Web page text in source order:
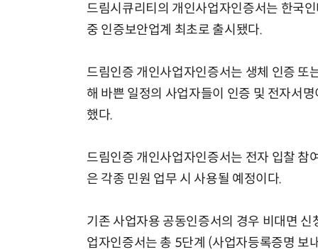
드림시큐리티의 개인사업자인증서는 한국
중 인증보안업계 최초로 출시됐다.
드림인증 개인사업자인증서는 생체 인증 또
해 바쁜 일정의 사업자들이 인증 및 전자서
했다.
드림인증 개인사업자인증서는 전자 입찰 참
은 각종 민원 업무 시 사용될 예정이다.
기존 사업자용 공동인증서의 경우 비대면
업자인증서는 총 5단계 (사업자등록증명 보